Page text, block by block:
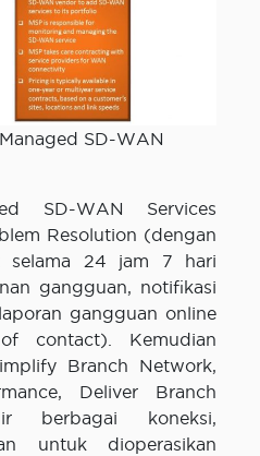
SD-WAN
SD-WAN Services
Resolution (dengan
selama 24 jam 7 hari
gangguan, notifikasi
gangguan online
contact). Kemudian
Branch Network,
Deliver Branch
berbagai koneksi,
untuk dioperasikan